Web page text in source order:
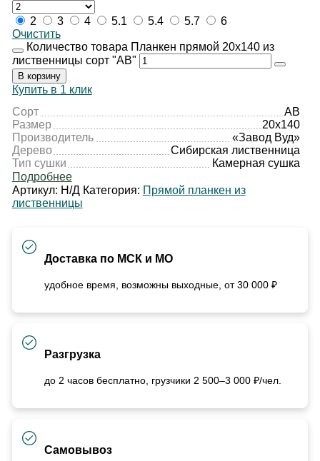
2 3 4 5.1 5.4 5.7
6
Очистить
Количество товара Планкен прямой 20х140 из
лиственницы сорт "АВ"
В корзину
Купить в 1 клик
Сорт
АВ
Размер
20х140
Производитель
«Завод Вуд»
Дерево
Сибирская лиственница
Тип сушки
Камерная сушка
Подробнее
Артикул: Н/Д Категория: Прямой планкен из
лиственницы
Доставка по МСК и МО
удобное время, возможны выходные, от 30 000 ₽
Разгрузка
до 2 часов бесплатно, грузчики 2 500–3 000 ₽/чел.
Самовывоз